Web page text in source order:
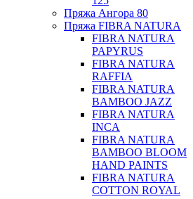
Пряжа Ангора 80
Пряжа FIBRA NATURA
FIBRA NATURA
PAPYRUS
FIBRA NATURA
RAFFIA
FIBRA NATURA
BAMBOO JAZZ
FIBRA NATURA
INCA
FIBRA NATURA
BAMBOO BLOOM
HAND PAINTS
FIBRA NATURA
COTTON ROYAL